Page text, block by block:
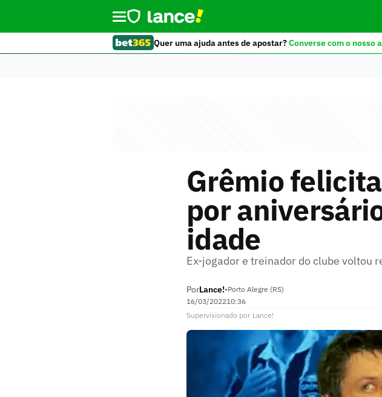
Quer uma ajuda antes de apostar?Converse com o nosso
Grêmio
por
idade
Ex-jogador e treinador do clube voltou
PorLance!•Porto Alegre (RS)
16/03/202210:36
Supervisionado por Lance!